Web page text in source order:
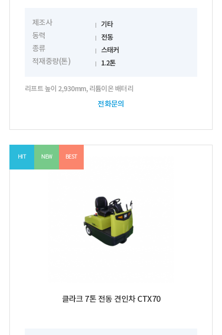
제조사
기타
동력
전동
종류
스태커
적재중량(톤)
1.2톤
리프트 높이 2,930mm, 리튬이온 배터리
전화문의
클라크 7톤 전동 견인차 CTX70
HIT NEW BEST